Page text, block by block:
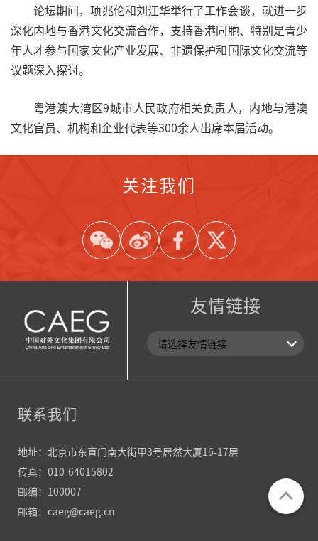
论坛期间，项兆伦和刘江华举行了工作会谈，就进一步
深化内地与香港文化交流合作，支持香港同胞、特别是青少
年人才参与国家文化产业发展、非遗保护和国际文化交流等
议题深入探讨。
粤港澳大湾区9城市人民政府相关负责人，内地与港澳
文化官员、机构和企业代表等300余人出席本届活动。
关注我们
友情链接
联系我们
地址：北京市东直门南大街甲3号居然大厦16-17层
传真：010-64015802
邮编：100007
邮箱：caeg@caeg.cn